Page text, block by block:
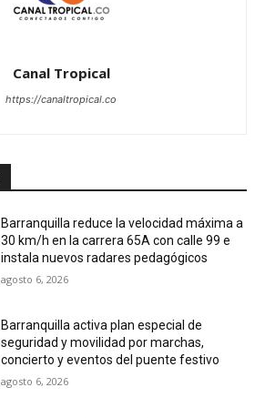
Canal Tropical
https://canaltropical.co
Barranquilla reduce la velocidad máxima a
30 km/h en la carrera 65A con calle 99 e
instala nuevos radares pedagógicos
agosto 6, 2026
Barranquilla activa plan especial de
seguridad y movilidad por marchas,
concierto y eventos del puente festivo
agosto 6, 2026